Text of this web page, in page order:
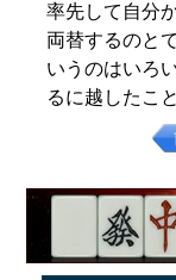
率先して自分
両替するのと
いうのはいろ
るに越したこ